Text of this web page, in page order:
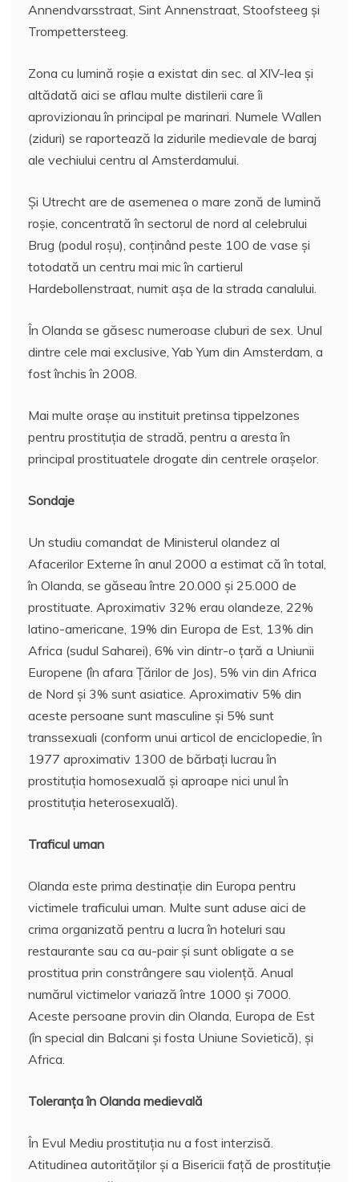
Annendvarsstraat, Sint Annenstraat, Stoofsteeg și
Trompettersteeg.
Zona cu lumină roșie a existat din sec. al XIV-lea și
altădată aici se aflau multe distilerii care îi
aprovizionau în principal pe marinari. Numele Wallen
(ziduri) se raportează la zidurile medievale de baraj
ale vechiului centru al Amsterdamului.
Și Utrecht are de asemenea o mare zonă de lumină
roșie, concentrată în sectorul de nord al celebrului
Brug (podul roșu), conținând peste 100 de vase și
totodată un centru mai mic în cartierul
Hardebollenstraat, numit așa de la strada canalului.
În Olanda se găsesc numeroase cluburi de sex. Unul
dintre cele mai exclusive, Yab Yum din Amsterdam, a
fost închis în 2008.
Mai multe orașe au instituit pretinsa tippelzones
pentru prostituția de stradă, pentru a aresta în
principal prostituatele drogate din centrele orașelor.
Sondaje
Un studiu comandat de Ministerul olandez al
Afacerilor Externe în anul 2000 a estimat că în total,
în Olanda, se găseau între 20.000 și 25.000 de
prostituate. Aproximativ 32% erau olandeze, 22%
latino-americane, 19% din Europa de Est, 13% din
Africa (sudul Saharei), 6% vin dintr-o țară a Uniunii
Europene (în afara Țărilor de Jos), 5% vin din Africa
de Nord și 3% sunt asiatice. Aproximativ 5% din
aceste persoane sunt masculine și 5% sunt
transsexuali (conform unui articol de enciclopedie, în
1977 aproximativ 1300 de bărbați lucrau în
prostituția homosexuală și aproape nici unul în
prostituția heterosexuală).
Traficul uman
Olanda este prima destinație din Europa pentru
victimele traficului uman. Multe sunt aduse aici de
crima organizată pentru a lucra în hoteluri sau
restaurante sau ca au-pair și sunt obligate a se
prostitua prin constrângere sau violență. Anual
numărul victimelor variază între 1000 și 7000.
Aceste persoane provin din Olanda, Europa de Est
(în special din Balcani și fosta Uniune Sovietică), și
Africa.
Toleranța în Olanda medievală
În Evul Mediu prostituția nu a fost interzisă.
Atitudinea autorităților și a Bisericii față de prostituție